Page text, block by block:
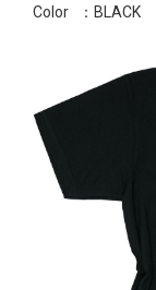
Color
：BLACK